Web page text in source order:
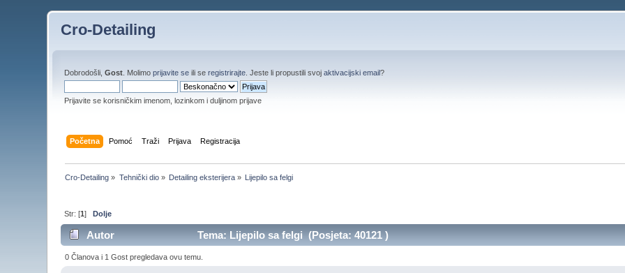
Cro-Detailing
Dobrodošli,Gost . Molimoprijavite se ili seregistrirajte . Jeste li propustili svojaktivacijski email?
Prijavite se korisničkim imenom, lozinkom i duljinom prijave
Početna Pomoć Traži Prijava Registracija
Cro-Detailing » Tehnički dio» Detailing eksterijera » Lijepilo sa felgi
Str: [1]Dolje
Autor Tema: Lijepilo sa felgi (Posjeta: 40121 )
0 Članova i 1 Gost pregledava ovu temu.